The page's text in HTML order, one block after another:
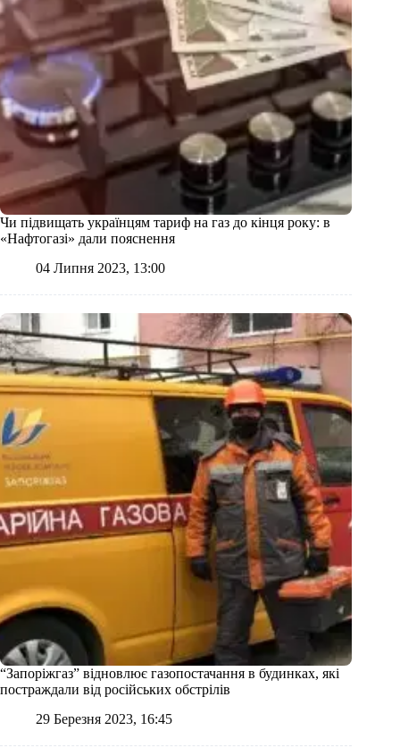
Чи підвищать українцям тариф на газ до кінця року: в
«Нафтогазі» дали пояснення
04 Липня 2023, 13:00
“Запоріжгаз” відновлює газопостачання в будинках, які
постраждали від російських обстрілів
29 Березня 2023, 16:45